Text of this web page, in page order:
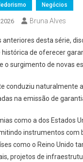
Negócios
Bruna Alves
anteriores desta série,
de oferecer
o surgimento de novas
conduziu naturalmente
na emissão de
como a dos Estados
instrumentos com
como o Reino Unido
projetos de